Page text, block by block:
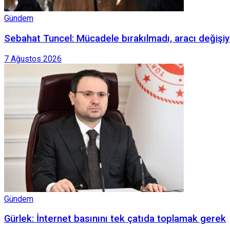
Gündem
Sebahat Tuncel: Mücadele bırakılmadı, aracı
7 Ağustos 2026
Gündem
Gürlek: İnternet basınını tek çatıda toplamak gerek